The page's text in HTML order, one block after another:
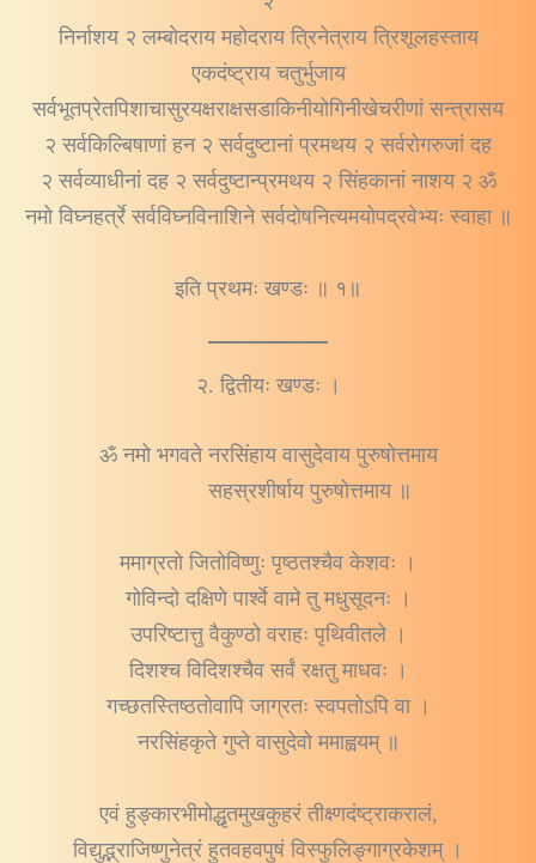
निर्नाशय २ लम्बोदराय महोदराय त्रिनेत्राय त्रिशूलहस्ताय
एकदंष्ट्राय चतुर्भुजाय
सर्वभूतप्रेतपिशाचासुरयक्षराक्षसडाकिनीयोगिनीखेचरीणां सन्त्रासय
२ सर्वकिल्बिषाणां हन २ सर्वदुष्टानां प्रमथय २ सर्वरोगरुजां दह
२ सर्वव्याधीनां दह २ सर्वदुष्टान्प्रमथय २ सिंहकानां नाशय २ ॐ
नमो विघ्नहर्त्रे सर्वविघ्नविनाशिने सर्वदोषनित्यमयोपद्रवेभ्यः स्वाहा ॥
इति प्रथमः खण्डः ॥ १॥
२. द्वितीयः खण्डः ।
ॐ नमो भगवते नरसिंहाय वासुदेवाय पुरुषोत्तमाय
सहस्रशीर्षाय पुरुषोत्तमाय ॥
ममाग्रतो जितोविष्णुः पृष्ठतश्चैव केशवः ।
गोविन्दो दक्षिणे पार्श्वे वामे तु मधुसूदनः ।
उपरिष्टात्तु वैकुण्ठो वराहः पृथिवीतले ।
दिशश्च विदिशश्चैव सर्वं रक्षतु माधवः ।
गच्छतस्तिष्ठतोवापि जाग्रतः स्वपतोऽपि वा ।
नरसिंहकृते गुप्ते वासुदेवो ममाह्वयम् ॥
एवं हुङ्कारभीमोद्धृतमुखकुहरं तीक्ष्णदंष्ट्राकरालं,
विद्युद्भ्राजिष्णुनेत्रं हुतवहवपुषं विस्फुलिङ्गाग्रकेशम् ।